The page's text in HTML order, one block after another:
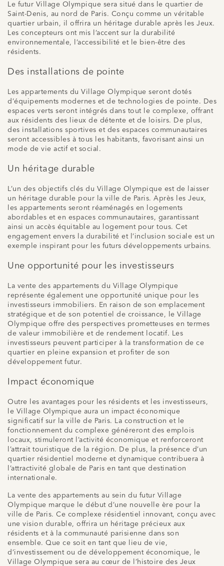
Le futur Village Olympique sera situé dans le quartier de
Saint-Denis, au nord de Paris. Conçu comme un véritable
quartier urbain, il offrira un héritage durable après les Jeux.
Les concepteurs ont mis l’accent sur la durabilité
environnementale, l’accessibilité et le bien-être des
résidents.
Des installations de pointe
Les appartements du Village Olympique seront dotés
d’équipements modernes et de technologies de pointe. Des
espaces verts seront intégrés dans tout le complexe, offrant
aux résidents des lieux de détente et de loisirs. De plus,
des installations sportives et des espaces communautaires
seront accessibles à tous les habitants, favorisant ainsi un
mode de vie actif et social.
Un héritage durable
L’un des objectifs clés du Village Olympique est de laisser
un héritage durable pour la ville de Paris. Après les Jeux,
les appartements seront réaménagés en logements
abordables et en espaces communautaires, garantissant
ainsi un accès équitable au logement pour tous. Cet
engagement envers la durabilité et l’inclusion sociale est un
exemple inspirant pour les futurs développements urbains.
Une opportunité pour les investisseurs
La vente des appartements du Village Olympique
représente également une opportunité unique pour les
investisseurs immobiliers. En raison de son emplacement
stratégique et de son potentiel de croissance, le Village
Olympique offre des perspectives prometteuses en termes
de valeur immobilière et de rendement locatif. Les
investisseurs peuvent participer à la transformation de ce
quartier en pleine expansion et profiter de son
développement futur.
Impact économique
Outre les avantages pour les résidents et les investisseurs,
le Village Olympique aura un impact économique
significatif sur la ville de Paris. La construction et le
fonctionnement du complexe généreront des emplois
locaux, stimuleront l’activité économique et renforceront
l’attrait touristique de la région. De plus, la présence d’un
quartier résidentiel moderne et dynamique contribuera à
l’attractivité globale de Paris en tant que destination
internationale.
La vente des appartements au sein du futur Village
Olympique marque le début d’une nouvelle ère pour la
ville de Paris. Ce complexe résidentiel innovant, conçu avec
une vision durable, offrira un héritage précieux aux
résidents et à la communauté parisienne dans son
ensemble. Que ce soit en tant que lieu de vie,
d’investissement ou de développement économique, le
Village Olympique sera au cœur de l’histoire des Jeux